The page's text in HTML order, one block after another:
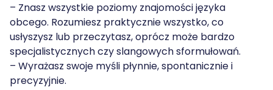
– Znasz wszystkie poziomy znajomości języka
obcego. Rozumiesz praktycznie wszystko, co
usłyszysz lub przeczytasz, oprócz może bardzo
specjalistycznych czy slangowych sformułowań.
– Wyrażasz swoje myśli płynnie, spontanicznie i
precyzyjnie.